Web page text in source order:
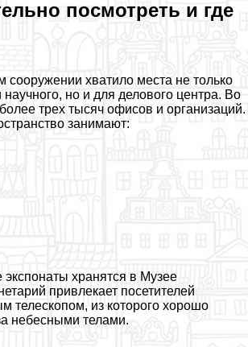
посмотреть и где
сооружении хватило места не только
научного, но и для делового центра. Во
трех тысяч офисов и организаций.
занимают:
хранятся в Музее
привлекает посетителей
телескопом, из которого хорошо
небесными телами.